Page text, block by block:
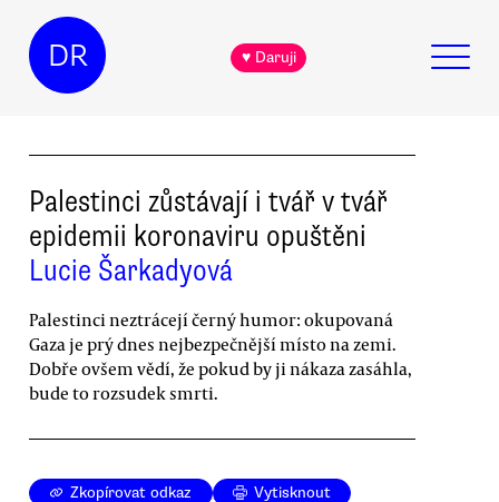
DR ♥ Daruji
Palestinci zůstávají i tvář v tvář
epidemii koronaviru opuštěni
Lucie Šarkadyová
Palestinci neztrácejí černý humor: okupovaná
Gaza je prý dnes nejbezpečnější místo na zemi.
Dobře ovšem vědí, že pokud by ji nákaza zasáhla,
bude to rozsudek smrti.
Zkopírovat odkaz Vytisknout